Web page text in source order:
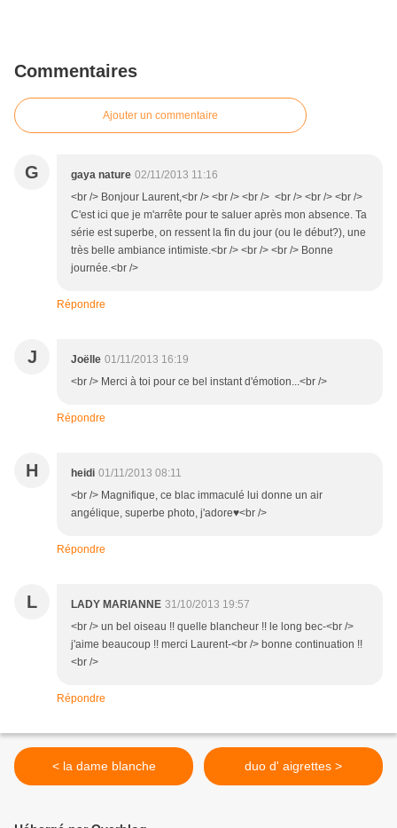
Commentaires
Ajouter un commentaire
G gaya nature 02/11/2013 11:16
<br /> Bonjour Laurent,<br /> <br /> <br /> <br /> <br /> <br />
C'est ici que je m'arrête pour te saluer après mon absence. Ta
série est superbe, on ressent la fin du jour (ou le début?), une
très belle ambiance intimiste.<br /> <br /> <br /> Bonne
journée.<br />
Répondre
J Joëlle 01/11/2013 16:19
<br /> Merci à toi pour ce bel instant d'émotion...<br />
Répondre
H heidi 01/11/2013 08:11
<br /> Magnifique, ce blac immaculé lui donne un air
angélique, superbe photo, j'adore♥<br />
Répondre
L LADY MARIANNE 31/10/2013 19:57
<br /> un bel oiseau !! quelle blancheur !! le long bec-<br />
j'aime beaucoup !! merci Laurent-<br /> bonne continuation !!
<br />
Répondre
< la dame blanche duo d' aigrettes >